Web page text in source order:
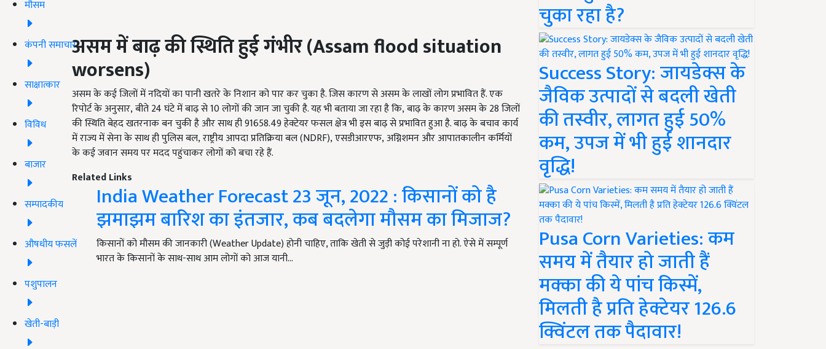
मौसम
कंपनी समाचार
साक्षात्कार
विविध
बाजार
सम्पादकीय
औषधीय फसलें
पशुपालन
खेती-बाड़ी
असम में बाढ़ की स्थिति हुई गंभीर(Assam flood situation
worsens)
असम के कई जिलों में नदियों का पानी खतरे के निशान को पार कर चुका है. जिस कारण से असम के लाखों लोग प्रभावित हैं. एक
रिपोर्ट के अनुसार, बीते 24घंटे में बाढ़ से10लोगों की जान जा चुकी है. यह भी बताया जा रहा है कि, बाढ़ के कारण असम के 28जिलों
की स्थिति बेहद खतरनाक बन चुकी है और साथ ही91658.49हेक्टेयर फसल क्षेत्र भी इस बाढ़ से प्रभावित हुआ है. बाढ़ के बचाव कार्य
में राज्य में सेना के साथ ही पुलिस बल, राष्ट्रीय आपदा प्रतिक्रिया बल (NDRF), एसडीआरएफ, अग्निशमन और आपातकालीन कर्मियों
के कई जवान समय पर मदद पहुंचाकर लोगों को बचा रहे हैं.
Related Links
India Weather Forecast 23 जून, 2022 : किसानों को है
झमाझम बारिश का इंतजार, कब बदलेगा मौसम का मिजाज?
किसानों को मौसम की जानकारी (Weather Update) होनी चाहिए, ताकि खेती से जुड़ी कोई परेशानी ना हो. ऐसे में सम्पूर्ण
भारत के किसानों के साथ-साथ आम लोगों को आज यानी…
चुका रहा है?
Success Story: जायडेक्स के
जैविक उत्पादों से बदली खेती
की तस्वीर, लागत हुई 50%
कम, उपज में भी हुई शानदार
वृद्धि!
Pusa Corn Varieties: कम
समय में तैयार हो जाती हैं
मक्का की ये पांच किस्में,
मिलती है प्रति हेक्टेयर 126.6
क्विंटल तक पैदावार!